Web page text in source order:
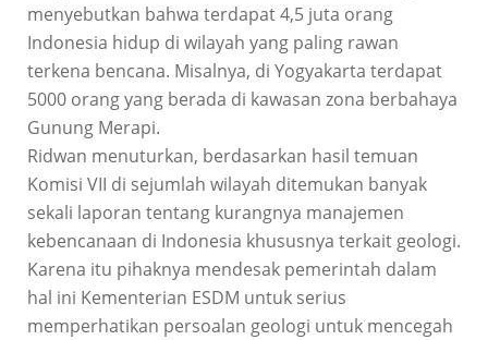
menyebutkan bahwa terdapat 4,5 juta orang
Indonesia hidup di wilayah yang paling rawan
terkena bencana. Misalnya, di Yogyakarta terdapat
5000 orang yang berada di kawasan zona berbahaya
Gunung Merapi.
Ridwan menuturkan, berdasarkan hasil temuan
Komisi VII di sejumlah wilayah ditemukan banyak
sekali laporan tentang kurangnya manajemen
kebencanaan di Indonesia khususnya terkait geologi.
Karena itu pihaknya mendesak pemerintah dalam
hal ini Kementerian ESDM untuk serius
memperhatikan persoalan geologi untuk mencegah